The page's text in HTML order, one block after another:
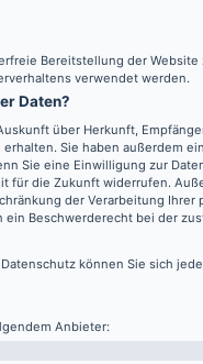
Bereitstellung der
verwendet werden.
Daten?
über Herkunft,
Sie haben außerdem
Sie eine Einwilligung zur
für die Zukunft widerrufen.
der Verarbeitung Ihrer
ein Beschwerderecht bei der
können Sie sich
Anbieter: